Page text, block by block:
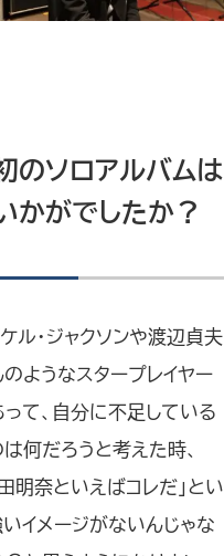
のソロアルバムは
かがでしたか？
ル・ジャクソンや渡辺貞夫
のようなスタープレイヤー
って、自分に不足している
何だろうと考えた時、
田明奈といえばコレだ」とい
いイメージがないんじゃな